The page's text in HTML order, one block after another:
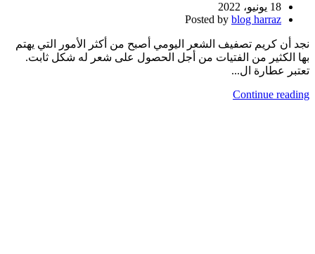
18 يونيو، 2022
Posted by blog harraz
نجد أن كريم تصفيف الشعر اليومي أصبح من أكثر الأمور التي يهتم
بها الكثير من الفتيات من أجل الحصول على شعر له شكل ثابت.
تعتبر عطارة ال...
Continue reading